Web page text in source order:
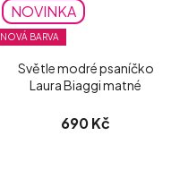
NOVINKA
NOVÁ BARVA
Světle modré psaníčko
Laura Biaggi matné
690 Kč